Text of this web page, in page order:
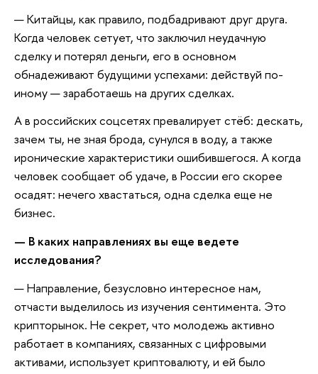
— Китайцы, как правило, подбадривают друг друга.
Когда человек сетует, что заключил неудачную
сделку и потерял деньги, его в основном
обнадеживают будущими успехами: действуй по-
иному — заработаешь на других сделках.
А в российских соцсетях превалирует стёб: дескать,
зачем ты, не зная брода, сунулся в воду, а также
иронические характеристики ошибившегося. А когда
человек сообщает об удаче, в России его скорее
осадят: нечего хвастаться, одна сделка еще не
бизнес.
— В каких направлениях вы еще ведете
исследования?
— Направление, безусловно интересное нам,
отчасти выделилось из изучения сентимента. Это
крипторынок. Не секрет, что молодежь активно
работает в компаниях, связанных с цифровыми
активами, использует криптовалюту, и ей было